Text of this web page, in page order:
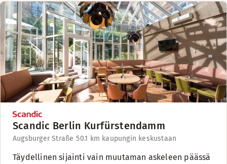
Scandic Berlin Kurfürstendamm
Augsburger Straße 50.1 km kaupungin keskustaan
Täydellinen sijainti vain muutaman askeleen päässä